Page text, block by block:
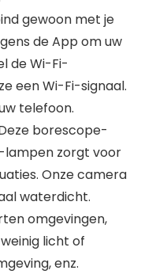
gewoon met je
de App om uw
de Wi-Fi-
een Wi-Fi-signaal.
telefoon.
borescope-
zorgt voor
Onze camera
waterdicht.
omgevingen,
licht of
enz.